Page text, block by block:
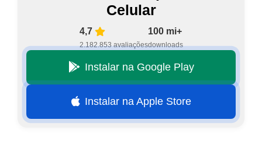
Celular
4,7
2.182.853 avaliações
100 mi+
downloads
Instalar na Google Play
Instalar na Apple Store